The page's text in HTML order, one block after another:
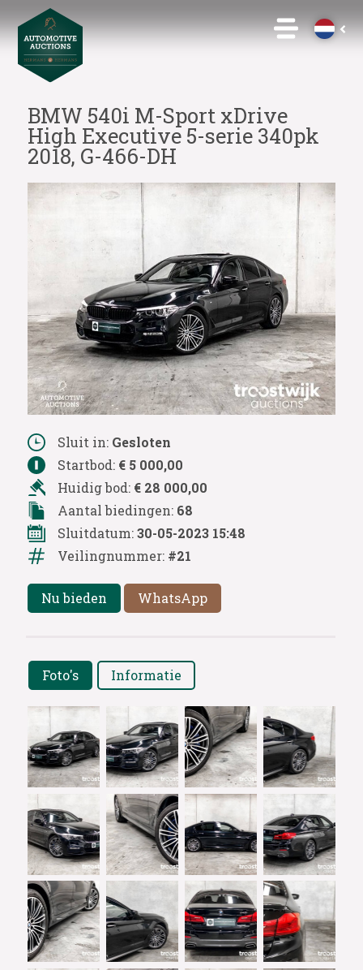
BMW 540i M-Sport xDrive
High Executive 5-serie 340pk
2018, G-466-DH
Sluit in: Gesloten
Startbod: € 5 000,00
Huidig bod: € 28 000,00
Aantal biedingen: 68
Sluitdatum:30-05-2023 15:48
Veilingnummer: #21
Nu bieden WhatsApp
Foto's Informatie